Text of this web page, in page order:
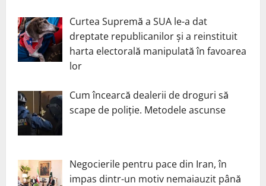
Curtea Supremă a SUA le-a dat
dreptate republicanilor și a reinstituit
harta electorală manipulată în favoarea
lor
Cum încearcă dealerii de droguri să
scape de poliție. Metodele ascunse
Negocierile pentru pace din Iran, în
impas dintr-un motiv nemaiauzit până